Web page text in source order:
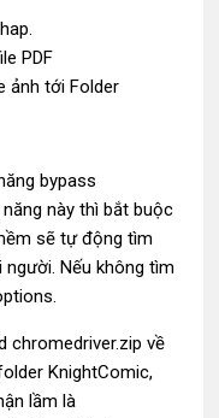
PDF
ảnh tới Folder
bypass
này thì bắt buộc
sẽ tự động tìm
Nếu không tìm
chromedriver.zip về
KnightComic,
lầm là